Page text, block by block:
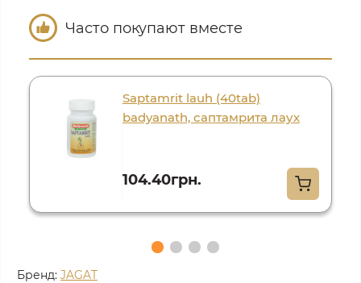
Часто покупают вместе
Saptamrit lauh (40tab)
badyanath, саптамрита лаух
104.40грн.
Бренд: JAGAT